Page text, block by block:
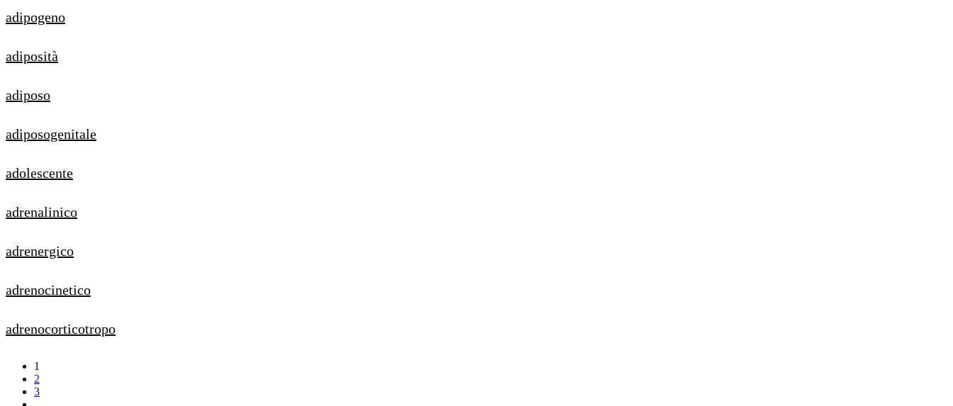
adipogeno
adiposità
adiposo
adiposogenitale
adolescente
adrenalinico
adrenergico
adrenocinetico
adrenocorticotropo
1
2
3